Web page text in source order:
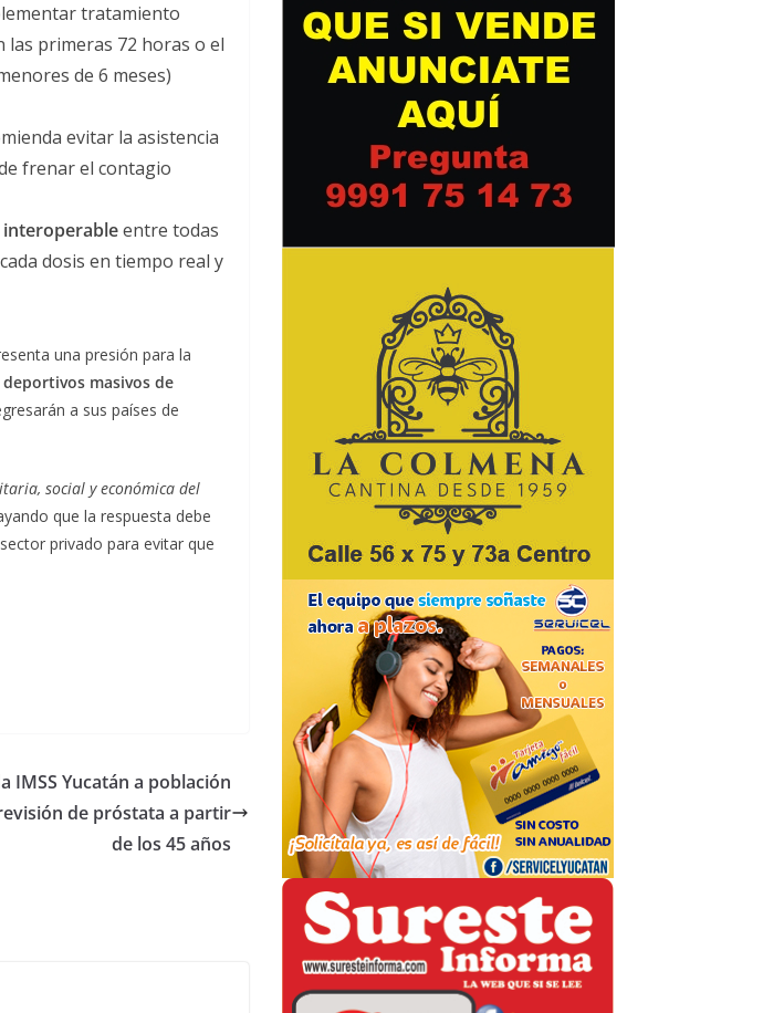
tratamiento
las primeras 72 horas o el
de 6 meses)
evitar la asistencia
frenar el contagio
interoperableentre todas
dosis en tiempo real y
una presión para la
masivos de
a sus países de
social y económica del
que la respuesta debe
privado para evitar que
IMSS Yucatán a población
de próstata a partir
de los 45 años